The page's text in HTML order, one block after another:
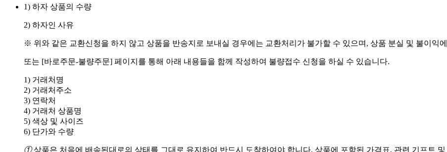
1) 하자 상품의 수량
2) 하자인 사유
※ 위와 같은 교환신청을 하지 않고 상품을 반송지로 보내실 경우에는 교환처리가 불가할 수 있으며, 상품 분실 및 불이익
또는 [바로주문-불량주문] 페이지를 통해 아래 내용들을 함께 작성하여 불량접수 신청을 하실 수 있습니다.
1) 거래처명
2) 거래처주소
3) 연락처
4) 거래처 상품명
5) 색상 및 사이즈
6) 단가와 수량
①상품은 처음에 배송된대로의 상태를 그대로 유지하여 반드시 도착하여야 합니다. 상품에 포함된 가격표, 관련 기프트